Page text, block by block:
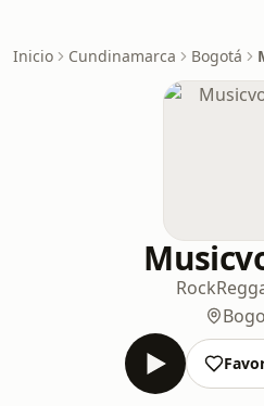
Inicio Cundinamarca Bogotá
Rock